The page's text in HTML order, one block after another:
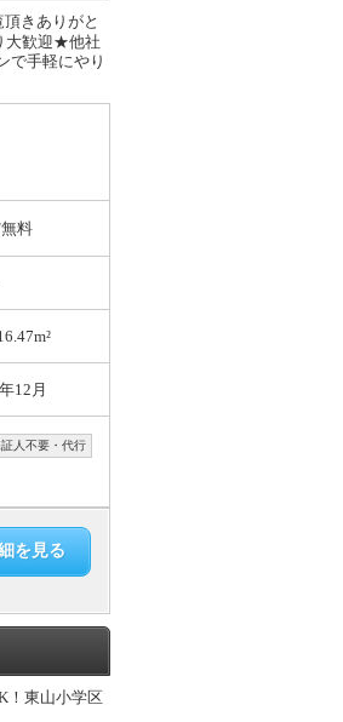
きありがと
大歓迎★他社
で手軽にやり
無料
12月
人不要・代行
を見る
！東山小学区